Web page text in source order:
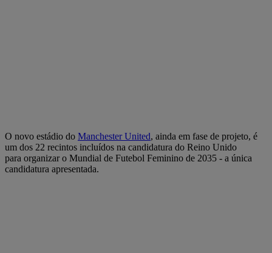
O novo estádio do Manchester United, ainda em fase de projeto, é
um dos 22 recintos incluídos na candidatura do Reino Unido
para organizar o Mundial de Futebol Feminino de 2035 - a única
candidatura apresentada.